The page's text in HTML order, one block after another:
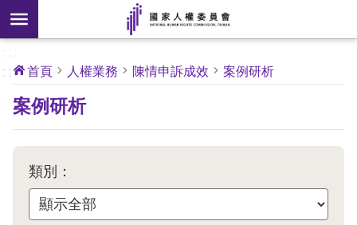
前往主要內容區塊
搜
尋
開
新
核
心
人
權
關
於
:::
首頁 人權業務 陳情申訴成效 案例研析
案例研析
類別：